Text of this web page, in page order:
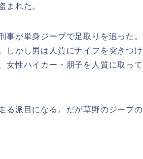
まれた。
が単身ジープで足取りを追った。
しかし男は人質にナイフを突きつけ
女性ハイカー・朋子を人質に取って
る派目になる。だが草野のジープの